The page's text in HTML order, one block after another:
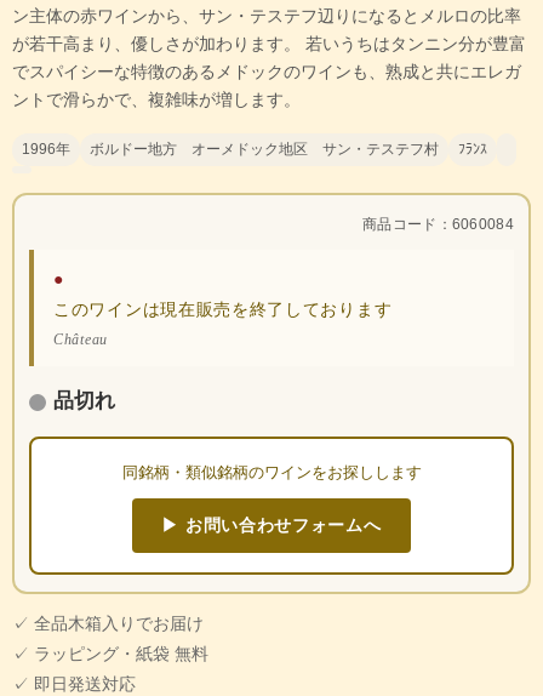
ン主体の赤ワインから、サン・テステフ辺りになるとメルロの比率
が若干高まり、優しさが加わります。 若いうちはタンニン分が豊富
でスパイシーな特徴のあるメドックのワインも、熟成と共にエレガ
ントで滑らかで、複雑味が増します。
1996年 ボルドー地方 オーメドック地区 サン・テステフ村 ﾌﾗﾝｽ
商品コード：6060084
●
このワインは現在販売を終了しております
Château
品切れ
同銘柄・類似銘柄のワインをお探しします
▶ お問い合わせフォームへ
✓ 全品木箱入りでお届け
✓ ラッピング・紙袋 無料
✓ 即日発送対応